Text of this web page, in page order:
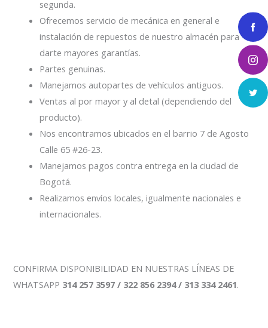
segunda.
Ofrecemos servicio de mecánica en general e
instalación de repuestos de nuestro almacén para
darte mayores garantías.
Partes genuinas.
Manejamos autopartes de vehículos antiguos.
Ventas al por mayor y al detal (dependiendo del
producto).
Nos encontramos ubicados en el barrio 7 de Agosto
Calle 65 #26-23.
Manejamos pagos contra entrega en la ciudad de
Bogotá.
Realizamos envíos locales, igualmente nacionales e
internacionales.
CONFIRMA DISPONIBILIDAD EN NUESTRAS LÍNEAS DE
WHATSAPP 314 257 3597 / 322 856 2394 / 313 334 2461.